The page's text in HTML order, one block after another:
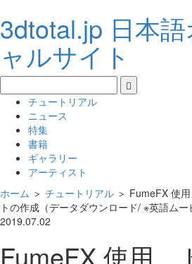
3dtotal.jp 日本
ャルサイト
チュートリアル
ニュース
特集
書籍
ギャラリー
アーティスト
ホーム ＞ チュートリアル ＞ FumeFX 使
トの作成（データダウンロード/ ※英語ムー
2019.07.02
FumeFX 使用、